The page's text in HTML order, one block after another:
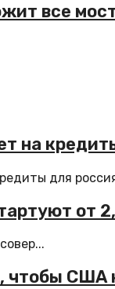
все
на
для
от
чтобы США